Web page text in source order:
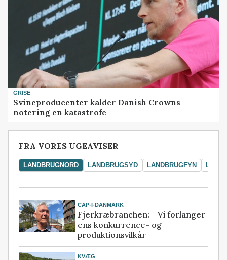
GRISE
Svineproducenter kalder Danish Crowns
notering en katastrofe
FRA VORES UGEAVISER
LANDBRUGNORD LANDBRUGSYD LANDBRUGFYN
CAP-I-DANMARK
Fjerkræbranchen: - Vi forlanger
ens konkurrence- og
produktionsvilkår
KVÆG